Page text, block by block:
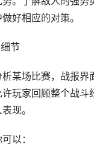
好相应的对策。
节
某场比赛，战报界
玩家回顾整个战斗
现。
以：